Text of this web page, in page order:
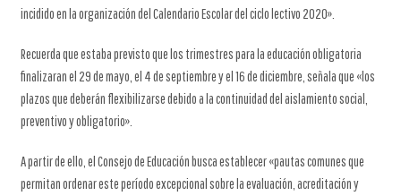
incidido en la organización del Calendario Escolar del ciclo lectivo 2020».
Recuerda que estaba previsto que los trimestres para la educación obligatoria
finalizaran el 29 de mayo, el 4 de septiembre y el 16 de diciembre, señala que «los
plazos que deberán flexibilizarse debido a la continuidad del aislamiento social,
preventivo y obligatorio».
A partir de ello, el Consejo de Educación busca establecer «pautas comunes que
permitan ordenar este período excepcional sobre la evaluación, acreditación y